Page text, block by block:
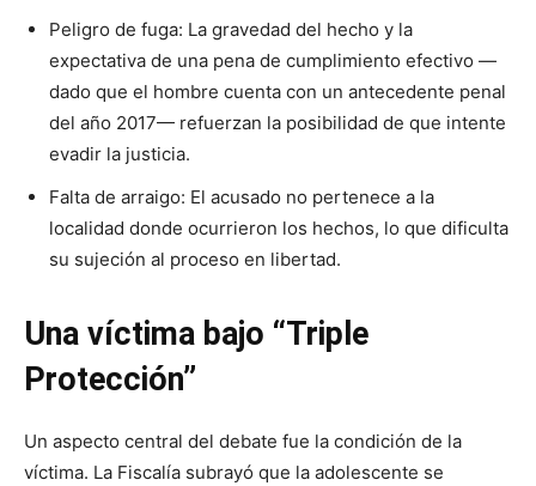
Peligro de fuga: La gravedad del hecho y la
expectativa de una pena de cumplimiento efectivo —
dado que el hombre cuenta con un antecedente penal
del año 2017— refuerzan la posibilidad de que intente
evadir la justicia.
Falta de arraigo: El acusado no pertenece a la
localidad donde ocurrieron los hechos, lo que dificulta
su sujeción al proceso en libertad.
Una víctima bajo “Triple
Protección”
Un aspecto central del debate fue la condición de la
víctima. La Fiscalía subrayó que la adolescente se